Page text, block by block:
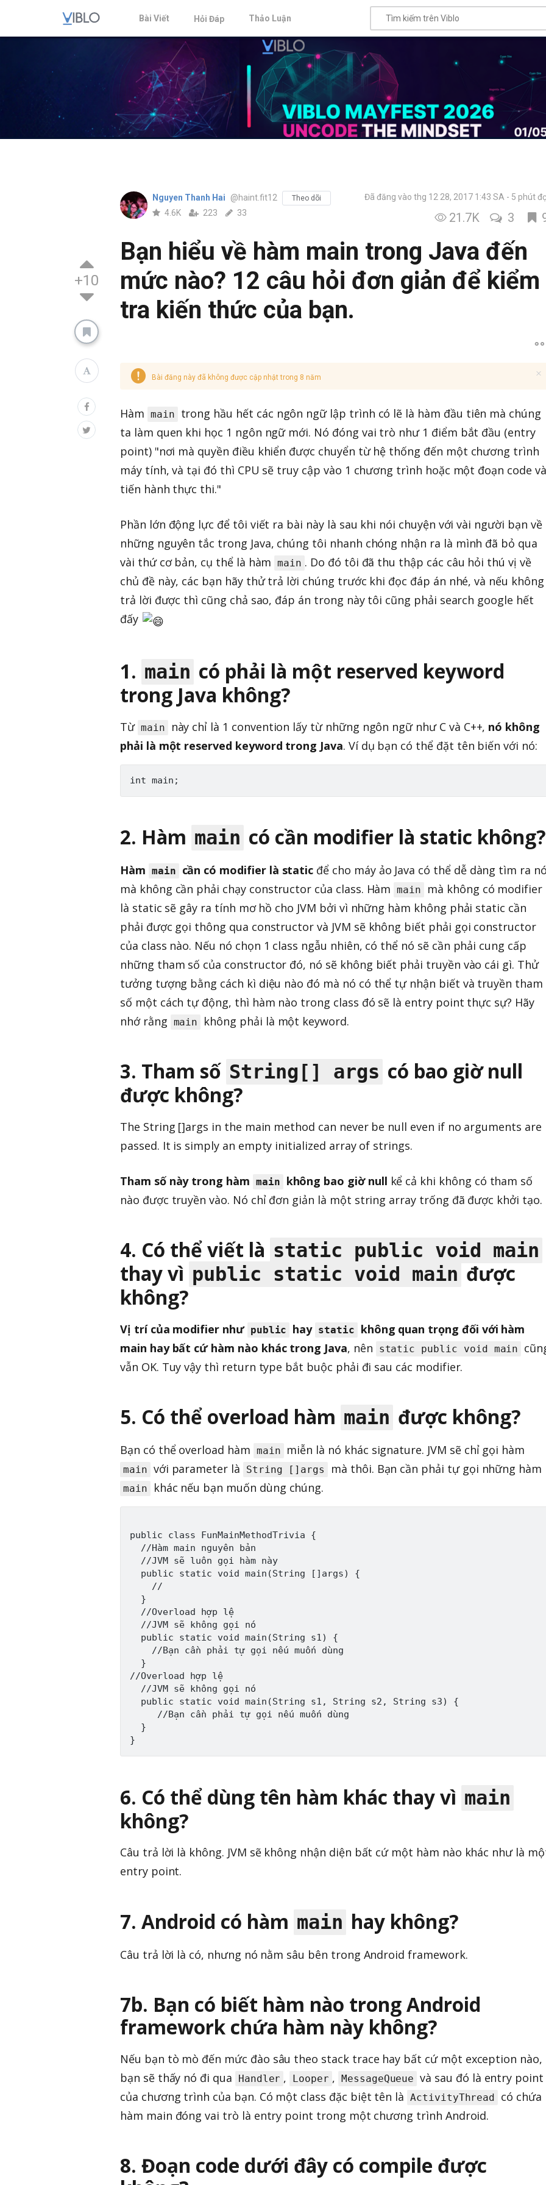
Bài Viết Hỏi Đáp Thảo Luận
+10
Nguyen Thanh Hai @haint.fit12 Theo dõi
4.6K 223 33
Đã đăng vào thg 12 28, 2017 1:43 SA 5 phút
21.7K 3
Bạn hiểu về hàm main trong Java đến
mức nào? 12 câu hỏi đơn giản để kiểm
tra kiến thức của bạn.
Bài đăng này đã không được cập nhật trong 8 năm
Hàm main
trong hầu hết các ngôn ngữ lập trình có lẽ là hàm đầu tiên mà chúng
ta làm quen khi học 1 ngôn ngữ mới. Nó đóng vai trò như 1 điểm bắt đầu (entry
point) "nơi mà quyền điều khiển được chuyển từ hệ thống đến một chương trình
máy tính, và tại đó thì CPU sẽ truy cập vào 1 chương trình hoặc một đoạn code và
tiến hành thực thi."
Phần lớn động lực để tôi viết ra bài này là sau khi nói chuyện với vài người bạn về
những nguyên tắc trong Java, chúng tôi nhanh chóng nhận ra là mình đã bỏ qua
vài thứ cơ bản, cụ thể là hàm main . Do đó tôi đã thu thập các câu hỏi thú vị về
chủ đề này, các bạn hãy thử trả lời chúng trước khi đọc đáp án nhé, và nếu không
trả lời được thì cũng chả sao, đáp án trong này tôi cũng phải search google hết
đấy
1. main có phải là một reserved keyword
trong Java không?
Từ main này chỉ là 1 convention lấy từ những ngôn ngữ như C và C++, nó không
phải là một reserved keyword trong Java. Ví dụ bạn có thể đặt tên biến với nó:
2. Hàm main có cần modifier là static không?
Hàm main cần có modifier là static để cho máy ảo Java có thể dễ dàng tìm ra
mà không cần phải chạy constructor của class. Hàm main
mà không có modifier
là static sẽ gây ra tính mơ hồ cho JVM bởi vì những hàm không phải static cần
phải được gọi thông qua constructor và JVM sẽ không biết phải gọi constructor
của class nào. Nếu nó chọn 1 class ngẫu nhiên, có thể nó sẽ cần phải cung cấp
những tham số của constructor đó, nó sẽ không biết phải truyền vào cái gì. Thử
tưởng tượng bằng cách kì diệu nào đó mà nó có thể tự nhận biết và truyền tham
số một cách tự động, thì hàm nào trong class đó sẽ là entry point thực sự? Hãy
nhớ rằng main không phải là một keyword.
3. Tham số String[] args có bao giờ null
được không?
The String []args in the main method can never be null even if no arguments are
passed. It is simply an empty initialized array of strings.
Tham số này trong hàm main không bao giờ null kể cả khi không có tham số
nào được truyền vào. Nó chỉ đơn giản là một string array trống đã được khởi tạo.
4. Có thể viết là static public void main
thay vì public static void main được
không?
Vị trí của modifier như public hay static
không quan trọng đối với hàm
main hay bất cứ hàm nào khác trong Java, nên static public void main
vẫn OK. Tuy vậy thì return type bắt buộc phải đi sau các modifier.
5. Có thể overload hàm main được không?
Bạn có thể overload hàm main miễn là nó khác signature. JVM sẽ chỉ gọi hàm
main với parameter là String []args mà thôi. Bạn cần phải tự gọi những hàm
main khác nếu bạn muốn dùng chúng.
public class FunMainMethodTrivia {
  //Hàm main nguyên bản
  //JVM sẽ luôn gọi hàm này
  public static void main(String []args) {
    //
  }
  //Overload hợp lệ
  //JVM sẽ không gọi nó
  public static void main(String s1) {
    //Bạn cần phải tự gọi nếu muốn dùng
  }
//Overload hợp lệ
  //JVM sẽ không gọi nó
  public static void main(String s1, String s2, String s3) {
     //Bạn cần phải tự gọi nếu muốn dùng
  }
6. Có thể dùng tên hàm khác thay vì main
không?
Câu trả lời là không. JVM sẽ không nhận diện bất cứ một hàm nào khác như là
entry point.
7. Android có hàm main hay không?
Câu trả lời là có, nhưng nó nằm sâu bên trong Android framework.
7b. Bạn có biết hàm nào trong Android
framework chứa hàm này không?
Nếu bạn tò mò đến mức đào sâu theo stack trace hay bất cứ một exception nào,
bạn sẽ thấy nó đi qua
Handler , Looper , MessageQueue và sau đó là entry point
của chương trình của bạn. Có một class đặc biệt tên là ActivityThread
có chứa
hàm main đóng vai trò là entry point trong một chương trình Android.
8. Đoạn code dưới đây có compile được